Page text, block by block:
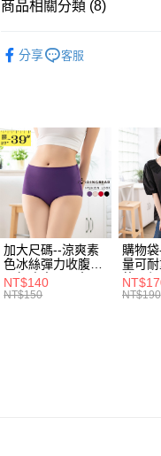
完成交易。
4.訂單成立30分鐘內，如未前往
消。如遇「轉專審核」未通過狀
1.分期款項不併入電信帳單，
醒簡訊。
2.透過簡訊連結打開帳單後，可
帳／街口支付／iPASS MONEY
【注意事項】
1.本服務係由「台灣大哥大股份
用戶於交易時，得透過本服務購
款買賣價金債權讓與本公司後
2.基於同意付款使用「大哥付你
資料（包含姓名、電話或地址
用，由本公司與您本人進行分期
3.完整用戶服務條款，請詳閱以
【關於「AFTEE先享後付」】
１．簡單：不需註冊會員、不需
１．於結帳方式選擇「AFTEE
付」結帳頁面，進行簡訊認證
２．訂單成立數日內，您將收到
３．收到繳費通知簡訊後14天內
／ATM／網路銀行／等多元方
※ 請注意：結帳手續完成當下
絡購買商品的店家。未經商家同
先享後付繳納相關費用。
※ 交易是否成功請以「AFTEE
是否繳費成功／繳費後需取消
付客戶支援中心」
https://
ATM付款
每筆NT$70，滿NT$699(含以
付款後全家取貨
每筆NT$70，滿NT$699(含
7-11取貨付款
每筆NT$70，滿NT$799(含
付款後7-11取貨
每筆NT$70，滿NT$699(含
商品相關分類 (8)
身型限定．加大尺碼 最大
身型限定．加大尺碼 最大
身型限定．加大尺碼 最大
身型限定．加大尺碼 最大
♥️❈ 經典推薦｜小編激推 - 棉
分享 客服
加大尺碼--涼爽素
色冰絲彈力收腹提
臀無痕中腰三角內
褲(黑.紅.粉.紫L-
NT$140
NT$150
購物
量可
乾環保
包(黑.
NT$190